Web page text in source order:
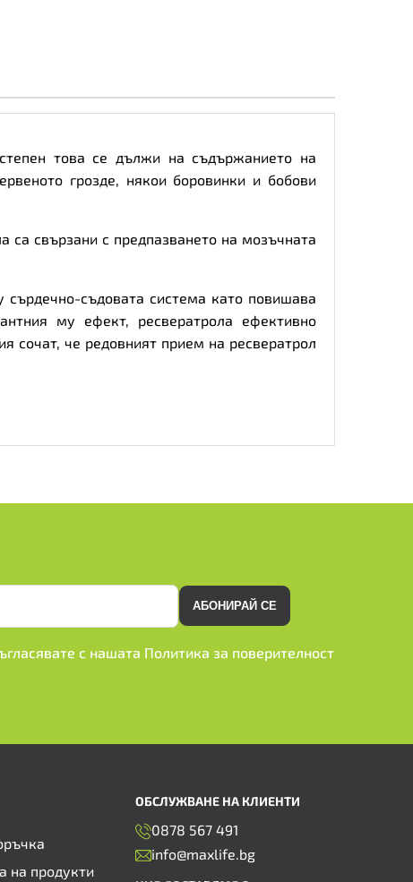
това се дължи на съдържанието на
грозде, някои боровинки и бобови
са свързани с предпазването на мозъчната
съдовата система като повишава
му ефект, ресвератрола ефективно
сочат, че редовният прием на ресвератрол
АБОНИРАЙ СЕ
с нашата Политика за поверителност
на продукти
ОБСЛУЖВАНЕ НА КЛИЕНТИ
0878 567 491
info@maxlife.bg